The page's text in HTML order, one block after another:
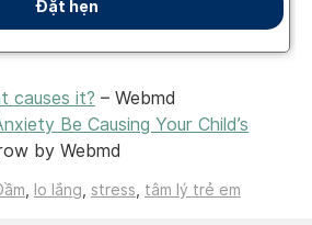
causes it? – Webmd
Be Causing Your Child’s
by Webmd
, lo lắng, stress, tâm lý trẻ em